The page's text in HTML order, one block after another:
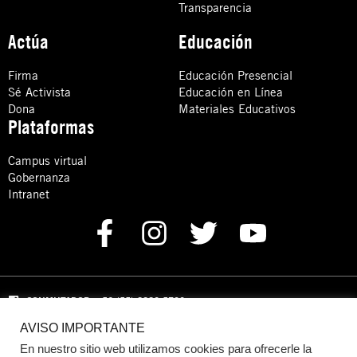
Transparencia
Actúa
Firma
Sé Activista
Dona
Educación
Educación Presencial
Educación en Línea
Materiales Educativos
Plataformas
Campus virtual
Gobernanza
Intranet
CONMUTADOR: +52 (55) 8880 5730
Domicilio: Calle Hércules 13,
Benito Juárez, C.P. 03940 Ciudad de México, CDMX
AVISO IMPORTANTE
En nuestro sitio web utilizamos cookies para ofrecerle la